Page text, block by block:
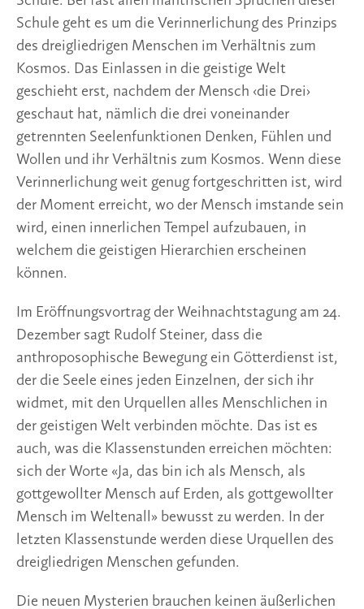
Schule geht es um die Verinnerlichung des Prinzips
des dreigliedrigen Menschen im Verhältnis zum
Kosmos. Das Einlassen in die geistige Welt
geschieht erst, nachdem der Mensch ‹die Drei›
geschaut hat, nämlich die drei voneinander
getrennten Seelenfunktionen Denken, Fühlen und
Wollen und ihr Verhältnis zum Kosmos. Wenn diese
Verinnerlichung weit genug fortgeschritten ist, wird
der Moment erreicht, wo der Mensch imstande sein
wird, einen innerlichen Tempel aufzubauen, in
welchem die geistigen Hierarchien erscheinen
können.
Im Eröffnungsvortrag der Weihnachtstagung am 24.
Dezember sagt Rudolf Steiner, dass die
anthroposophische Bewegung ein Götterdienst ist,
der die Seele eines jeden Einzelnen, der sich ihr
widmet, mit den Urquellen alles Menschlichen in
der geistigen Welt verbinden möchte. Das ist es
auch, was die Klassenstunden erreichen möchten:
sich der Worte «Ja, das bin ich als Mensch, als
gottgewollter Mensch auf Erden, als gottgewollter
Mensch im Weltenall» bewusst zu werden. In der
letzten Klassenstunde werden diese Urquellen des
dreigliedrigen Menschen gefunden.
Die neuen Mysterien brauchen keinen äußerlichen